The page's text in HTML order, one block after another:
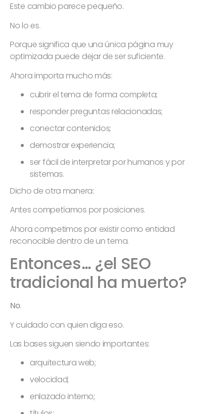
Este cambio parece pequeño.
No lo es.
Porque significa que una única página muy
optimizada puede dejar de ser suficiente.
Ahora importa mucho más:
cubrir el tema de forma completa;
responder preguntas relacionadas;
conectar contenidos;
demostrar experiencia;
ser fácil de interpretar por humanos y por
sistemas.
Dicho de otra manera:
Antes competíamos por posiciones.
Ahora competimos por existir como entidad
reconocible dentro de un tema.
Entonces… ¿el SEO
tradicional ha muerto?
No.
Y cuidado con quien diga eso.
Las bases siguen siendo importantes:
arquitectura web;
velocidad;
enlazado interno;